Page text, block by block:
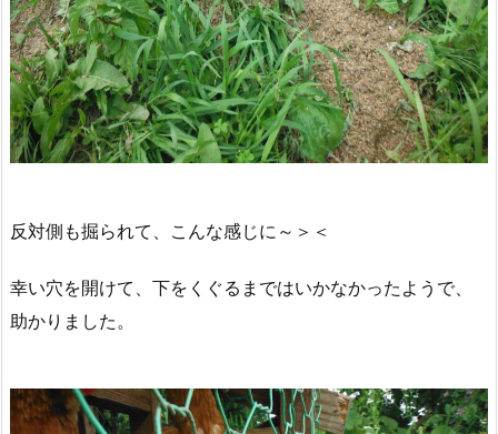
反対側も掘られて、こんな感じに～＞＜
幸い穴を開けて、下をくぐるまではいかなかったようで、
助かりました。